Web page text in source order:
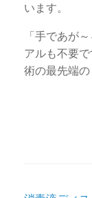
います。
「手であが
アルも不要
術の最先端の